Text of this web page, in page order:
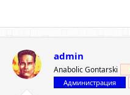
admin
Anabolic Gontarski
Администрация